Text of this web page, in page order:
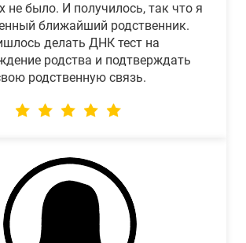
не было. И получилось, так что я
ближайший родственник.
делать ДНК тест на
родства и подтверждать
родственную связь.